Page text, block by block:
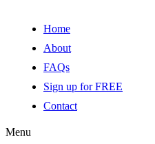
Home
About
FAQs
Sign up for FREE
Contact
Menu